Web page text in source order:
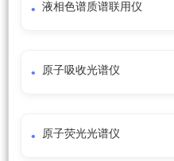
液相色谱质谱联用仪
原子吸收光谱仪
原子荧光光谱仪